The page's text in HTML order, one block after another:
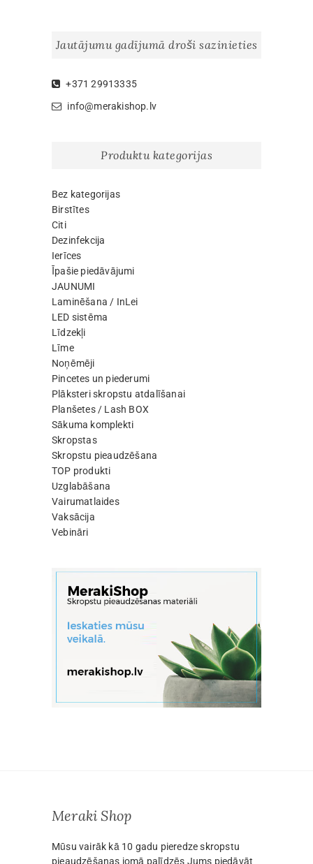
may
the
may
Jautājumu gadījumā droši sazinieties
+371 29913335
info@merakishop.lv
Produktu kategorijas
Bez kategorijas
Birstītes
Citi
Dezinfekcija
Ierīces
Īpašie piedāvājumi
JAUNUMI
Laminēšana / InLei
LED sistēma
Līdzekļi
Līme
Noņēmēji
Pincetes un piederumi
Plāksteri skropstu atdalīšanai
Planšetes / Lash BOX
Sākuma komplekti
Skropstas
Skropstu pieaudzēšana
TOP produkti
Uzglabāšana
Vairumatlaides
Vaksācija
Vebināri
Meraki Shop
Mūsu vairāk kā 10 gadu pieredze skropstu
pieaudzēšanas jomā palīdzēs Jums piedāvāt